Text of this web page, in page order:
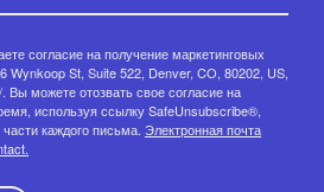
согласие на получение маркетинговых
Wynkoop St, Suite 522, Denver, CO, 80202, US,
можете отозвать свое согласие на
используя ссылку SafeUnsubscribe®,
каждого письма. Электронная почта